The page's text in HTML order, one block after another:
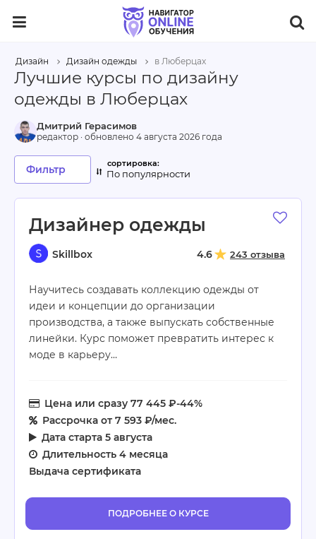
Дизайн Дизайн одежды в Люберцах
Лучшие курсы по дизайну
одежды в Люберцах
Дизайнер одежды
Skillbox 243 отзыва
4.6
Научитесь создавать коллекцию одежды от
идеи и концепции до организации
производства, а также выпускать собственные
линейки. Курс поможет превратить интерес к
моде в карьеру…
Цена или сразу 77 445 ₽-44%
Рассрочка от 7 593 ₽/мес.
Дата старта 5 августа
Длительность 4 месяца
Выдача сертификата
ПОДРОБНЕЕ О КУРСЕ
Дмитрий Герасимов
редактор · обновлено 4 августа 2026 года
Фильтр По популярности